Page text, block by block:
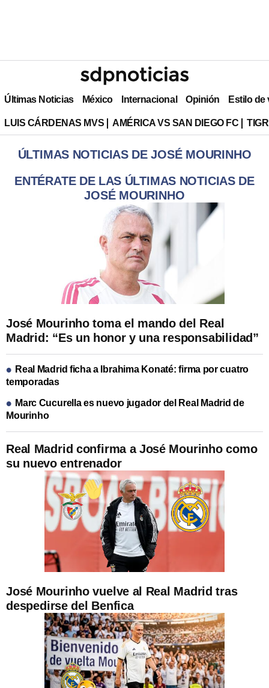
Últimas Noticias México Internacional Opinión Estilo de
LUIS CÁRDENAS MVS AMÉRICA VS SAN DIEGO FC
ÚLTIMAS NOTICIAS DE JOSÉ MOURINHO
ENTÉRATE DE LAS ÚLTIMAS NOTICIAS DE
JOSÉ MOURINHO
Real Madrid confirma a José Mourinho como
su nuevo entrenador
José Mourinho vuelve al Real Madrid tras
despedirse del Benfica
José Mourinho toma el mando del Real
Madrid: “Es un honor y una responsabilidad”
Real Madrid ficha a Ibrahima Konaté: firma por cuatro
temporadas
Marc Cucurella es nuevo jugador del Real Madrid de
Mourinho